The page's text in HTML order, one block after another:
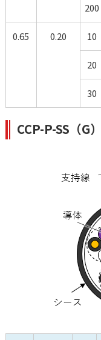
200
0.65 0.20 10
20
30
CCP-P-SS（G）